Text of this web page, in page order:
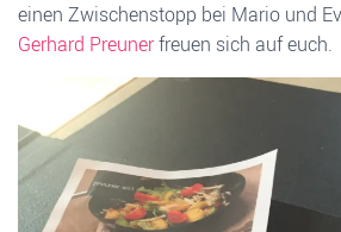
einen Zwischenstopp bei Mario und
Gerhard Preunerfreuen sich auf euch.